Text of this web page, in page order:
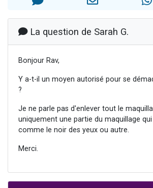
La question de Sarah G.
Bonjour Rav,
Y a-t-il un moyen autorisé pour se
?
Je ne parle pas d'enlever tout le
uniquement une partie du maquillage
comme le noir des yeux ou autre.
Merci.